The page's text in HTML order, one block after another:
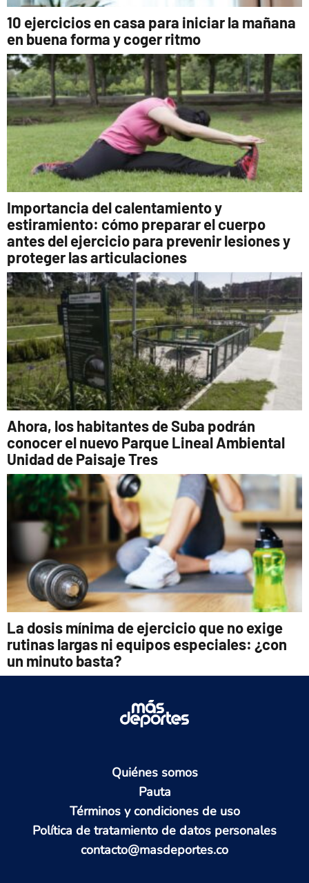
10 ejercicios en casa para iniciar la mañana
en buena forma y coger ritmo
Importancia del calentamiento y
estiramiento: cómo preparar el cuerpo
antes del ejercicio para prevenir lesiones y
proteger las articulaciones
Ahora, los habitantes de Suba podrán
conocer el nuevo Parque Lineal Ambiental
Unidad de Paisaje Tres
La dosis mínima de ejercicio que no exige
rutinas largas ni equipos especiales: ¿con
un minuto basta?
Quiénes somos
Pauta
Términos y condiciones de uso
Política de tratamiento de datos personales
contacto@masdeportes.co